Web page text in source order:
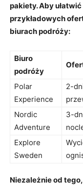
pakiety. Aby
przykładowych
biurach podróży:
Biuro
podróży
Polar
Experience
2-
Nordic
Adventure
3-
Explore
Sweden
Niezależnie od